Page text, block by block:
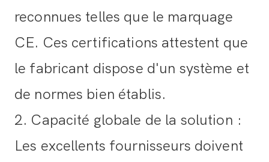
reconnues telles que le marquage
CE. Ces certifications attestent que
le fabricant dispose d'un système et
de normes bien établis.
2. Capacité globale de la solution :
Les excellents fournisseurs doivent